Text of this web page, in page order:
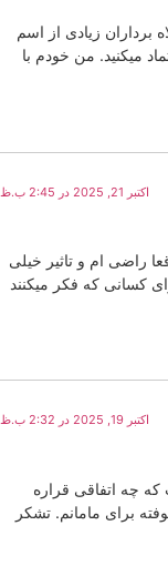
برداران زیادی از اسم
میکنید. من خودم با
اکتبر 21, 2025 در 2:45 ب.ظ
راضی ام و تاثیر خیلی
کسانی که فکر میکنند
اکتبر 19, 2025 در 2:32 ب.ظ
چه اتفاقی قراره
برای مامانم. تشکر